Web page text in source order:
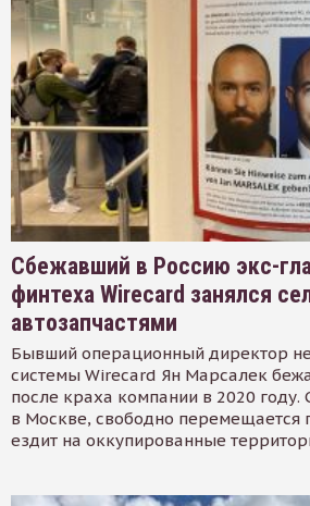
Сбежавший в Россию экс-
финтеха Wirecard занялся
автозапчастями
Бывший операционный директор
системы Wirecard Ян Марсалек
после краха компании в 2020 году.
в Москве, свободно перемещается
ездит на оккупированные